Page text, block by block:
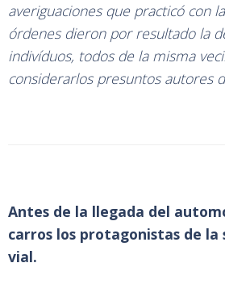
averiguaciones que practicó con
órdenes dieron por resultado la
indivíduos, todos de la misma
considerarlos presuntos autores
Antes de la llegada del
carros los protagonistas de la
vial.